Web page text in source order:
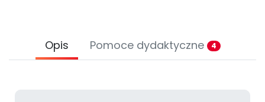
Opis Pomoce dydaktyczne 4